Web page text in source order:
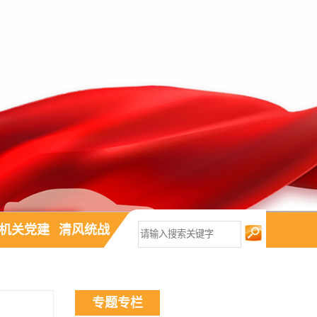
关党建 清风统战
专题专栏